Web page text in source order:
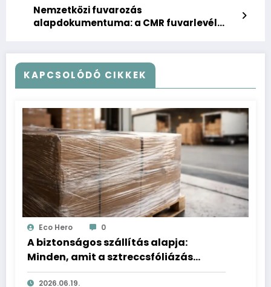
Nemzetközi fuvarozás
alapdokumentuma: a CMR fuvarlevél
KAPCSOLÓDÓ CIKKEK
Eco Hero 0
A biztonságos szállítás alapja:
Minden, amit a sztreccsfóliázás
helyes technikájáról tudni kell
2026.06.19.